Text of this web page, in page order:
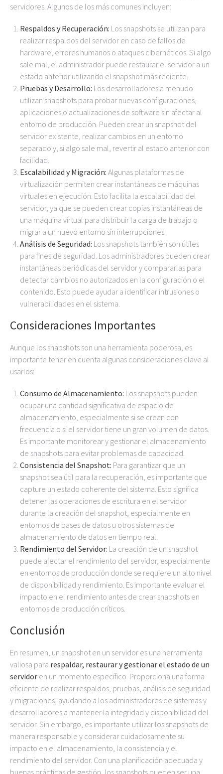
servidores. Algunos de los más comunes incluyen:
Respaldos y Recuperación: Los snapshots se utilizan para
realizar respaldos del servidor en caso de fallos de
hardware, errores humanos o ataques cibernéticos. Si algo
sale mal, el administrador puede restaurar el servidor a un
estado anterior utilizando el snapshot más reciente.
Pruebas y Desarrollo: Los desarrolladores a menudo
utilizan snapshots para probar nuevas configuraciones,
aplicaciones o actualizaciones de software sin afectar al
entorno de producción. Pueden crear un snapshot del
servidor existente, realizar cambios en un entorno
separado y, si algo sale mal, revertir al estado anterior con
facilidad.
Escalabilidad y Migración: Algunas plataformas de
virtualización permiten crear instantáneas de máquinas
virtuales en ejecución. Esto facilita la escalabilidad del
servidor, ya que se pueden crear copias instantáneas de
una máquina virtual para distribuir la carga de trabajo o
migrar a un nuevo entorno sin interrupciones.
Análisis de Seguridad: Los snapshots también son útiles
para fines de seguridad. Los administradores pueden crear
instantáneas periódicas del servidor y compararlas para
detectar cambios no autorizados en la configuración o el
contenido. Esto puede ayudar a identificar intrusiones o
vulnerabilidades en el sistema.
Consideraciones Importantes
Aunque los snapshots son una herramienta poderosa, es
importante tener en cuenta algunas consideraciones clave al
usarlos:
Consumo de Almacenamiento: Los snapshots pueden
ocupar una cantidad significativa de espacio de
almacenamiento, especialmente si se crean con
frecuencia o si el servidor tiene un gran volumen de datos.
Es importante monitorear y gestionar el almacenamiento
de snapshots para evitar problemas de capacidad.
Consistencia del Snapshot: Para garantizar que un
snapshot sea útil para la recuperación, es importante que
capture un estado coherente del sistema. Esto significa
detener las operaciones de escritura en el servidor
durante la creación del snapshot, especialmente en
entornos de bases de datos u otros sistemas de
almacenamiento de datos en tiempo real.
Rendimiento del Servidor: La creación de un snapshot
puede afectar el rendimiento del servidor, especialmente
en entornos de producción donde se requiere un alto nivel
de disponibilidad y rendimiento. Es importante evaluar el
impacto en el rendimiento antes de crear snapshots en
entornos de producción críticos.
Conclusión
En resumen, un snapshot en un servidor es una herramienta
valiosa para respaldar, restaurar y gestionar el estado de un
servidor en un momento específico. Proporciona una forma
eficiente de realizar respaldos, pruebas, análisis de seguridad
y migraciones, ayudando a los administradores de sistemas y
desarrolladores a mantener la integridad y disponibilidad del
servidor. Sin embargo, es importante utilizar los snapshots de
manera responsable y considerar cuidadosamente su
impacto en el almacenamiento, la consistencia y el
rendimiento del servidor. Con una planificación adecuada y
buenas prácticas de gestión, los snapshots pueden ser una